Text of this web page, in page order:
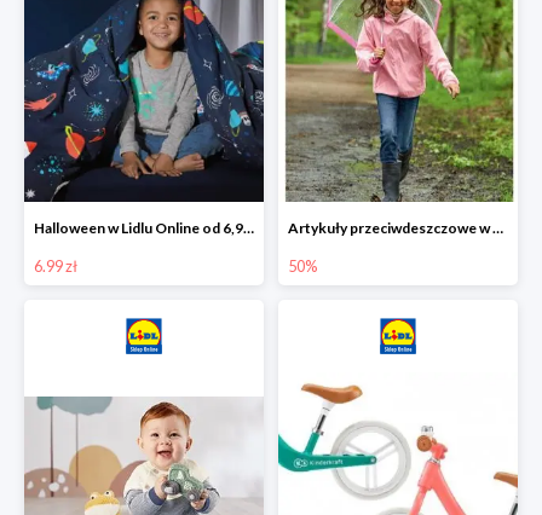
Halloween w Lidlu Online od 6,99 zł
6.99 zł
Artykuły przeciwdeszczowe w Lodilu Online do -50%
50%